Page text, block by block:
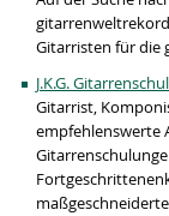
Gitarristen für die
J.K.G.
Gitarrist,
empfehlenswerte